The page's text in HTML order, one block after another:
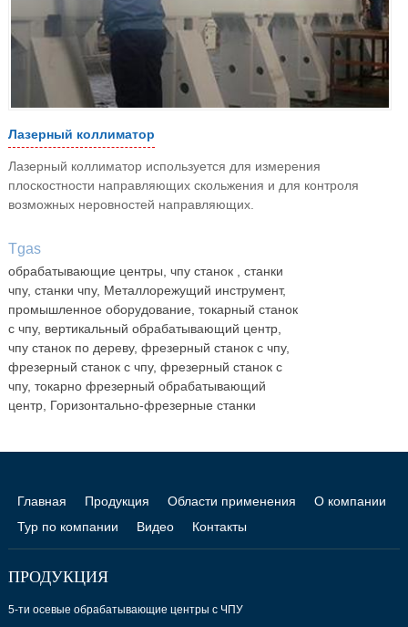
Лазерный коллиматор
Лазерный коллиматор используется для измерения
плоскостности направляющих скольжения и для контроля
возможных неровностей направляющих.
Tgas
обрабатывающие центры, чпу станок , станки
чпу, станки чпу, Металлорежущий инструмент,
промышленное оборудование, токарный станок
с чпу, вертикальный обрабатывающий центр,
чпу станок по дереву, фрезерный станок с чпу,
фрезерный станок с чпу, фрезерный станок с
чпу, токарно фрезерный обрабатывающий
центр, Горизонтально-фрезерные станки
Главная Продукция Области применения
О компании
Тур по компании
Видео Контакты
ПРОДУКЦИЯ
5-ти осевые обрабатывающие центры с ЧПУ